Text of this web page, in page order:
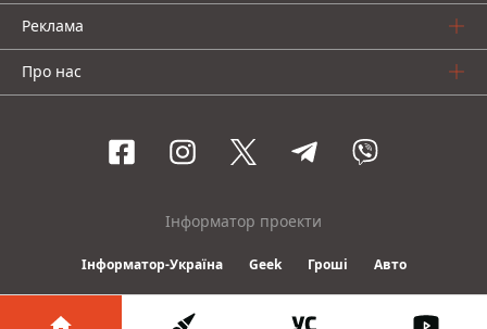
Реклама
Про нас
Інформатор проекти
Інформатор-Україна Geek Гроші Авто